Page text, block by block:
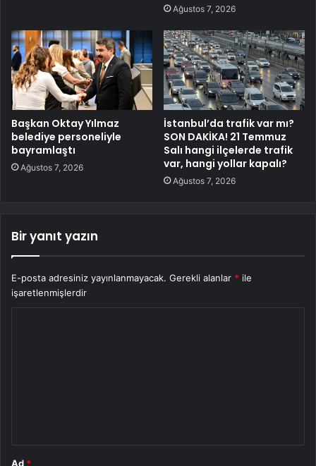
Ağustos 7, 2026
Başkan Oktay Yılmaz
belediye personeliyle
bayramlaştı
Ağustos 7, 2026
İstanbul’da trafik var mı?
SON DAKİKA! 21 Temmuz
Salı hangi ilçelerde trafik
var, hangi yollar kapalı?
Ağustos 7, 2026
Bir yanıt yazın
E-posta adresiniz yayınlanmayacak. Gerekli alanlar * ile
işaretlenmişlerdir
Ad *